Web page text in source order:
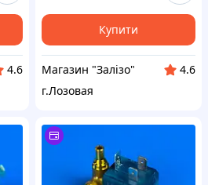
4.6
Купити
Магазин "Залізо"
4.6
г.Лозовая